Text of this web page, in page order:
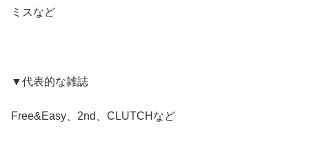
ミスなど
▼代表的な雑誌
Free&Easy、2nd、CLUTCHなど